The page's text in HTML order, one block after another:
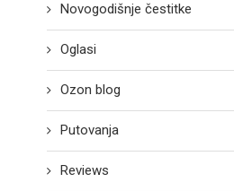
Novogodišnje čestitke
Oglasi
Ozon blog
Putovanja
Reviews